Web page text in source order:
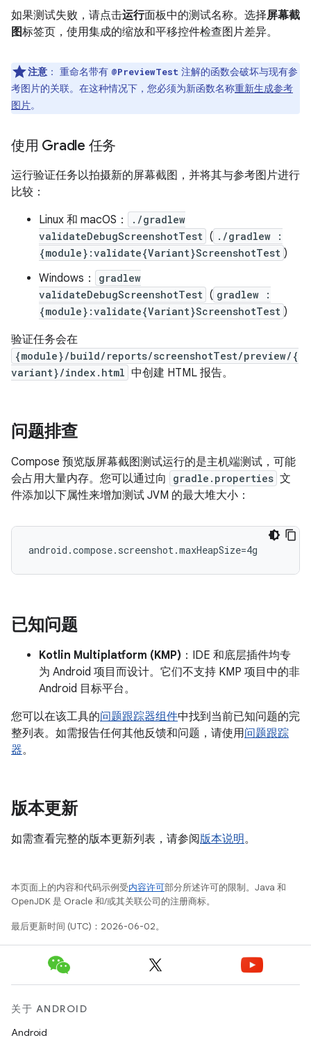
如果测试失败，请点击运行面板中的测试名称。选择屏幕截
图标签页，使用集成的缩放和平移控件检查图片差异。
注意 ： 重命名带有 @PreviewTest 注解的函数会破坏与现有参
考图片的关联。在这种情况下，您必须为新函数名称重新生成参考
图片。
使用 Gradle 任务
运行验证任务以拍摄新的屏幕截图，并将其与参考图片进行
比较：
Linux 和 macOS：
./gradlew
validateDebugScreenshotTest ( ./gradlew :
{module}:validate{Variant}ScreenshotTest )
Windows：
gradlew
validateDebugScreenshotTest ( gradlew :
{module}:validate{Variant}ScreenshotTest )
验证任务会在
{module}/build/reports/screenshotTest/preview/{
variant}/index.html 中创建 HTML 报告。
问题排查
Compose 预览版屏幕截图测试运行的是主机端测试，可能
会占用大量内存。您可以通过向
gradle.properties 文
件添加以下属性来增加测试 JVM 的最大堆大小：
已知问题
Kotlin Multiplatform (KMP) ：IDE 和底层插件均专
为 Android 项目而设计。它们不支持 KMP 项目中的非
Android 目标平台。
您可以在该工具的问题跟踪器组件中找到当前已知问题的完
整列表。如需报告任何其他反馈和问题，请使用问题跟踪
器。
版本更新
如需查看完整的版本更新列表，请参阅版本说明。
本页面上的内容和代码示例受内容许可部分所述许可的限制。Java 和
OpenJDK 是 Oracle 和/或其关联公司的注册商标。
最后更新时间 (UTC)：2026-06-02。
关于 ANDROID
Android